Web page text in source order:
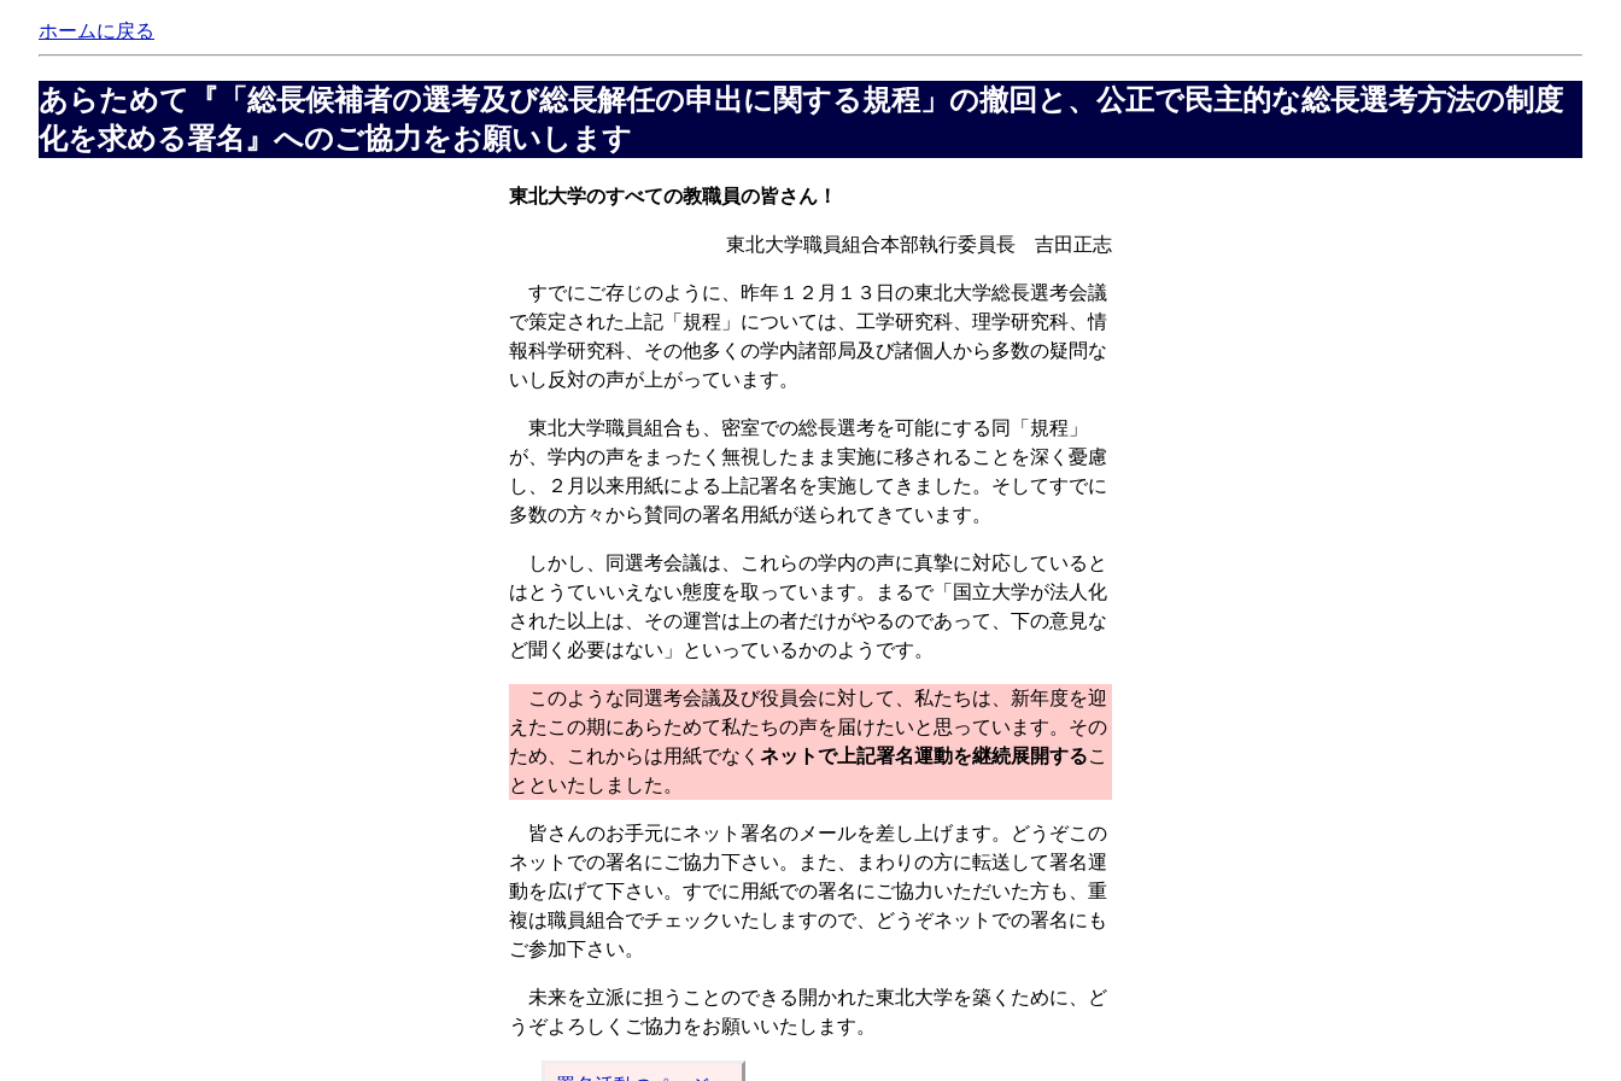
ホームに戻る
あらためて『「総長候補者の選考及び総長解任の申出に関する規程」の撤回と、公正で民主的な総長選考方法の制度
化を求める署名』へのご協力をお願いします
東北大学のすべての教職員の皆さん！
東北大学職員組合本部執行委員長 吉田正志
すでにご存じのように、昨年１２月１３日の東北大学総長選考会議
で策定された上記「規程」については、工学研究科、理学研究科、情
報科学研究科、その他多くの学内諸部局及び諸個人から多数の疑問な
いし反対の声が上がっています。
東北大学職員組合も、密室での総長選考を可能にする同「規程」
が、学内の声をまったく無視したまま実施に移されることを深く憂慮
し、２月以来用紙による上記署名を実施してきました。そしてすでに
多数の方々から賛同の署名用紙が送られてきています。
しかし、同選考会議は、これらの学内の声に真摯に対応していると
はとうていいえない態度を取っています。まるで「国立大学が法人化
された以上は、その運営は上の者だけがやるのであって、下の意見な
ど聞く必要はない」といっているかのようです。
このような同選考会議及び役員会に対して、私たちは、新年度を迎
えたこの期にあらためて私たちの声を届けたいと思っています。その
ため、これからは用紙でなく ネットで上記署名運動を継続展開するこ
とといたしました。
皆さんのお手元にネット署名のメールを差し上げます。どうぞこの
ネットでの署名にご協力下さい。また、まわりの方に転送して署名運
動を広げて下さい。すでに用紙での署名にご協力いただいた方も、重
複は職員組合でチェックいたしますので、どうぞネットでの署名にも
ご参加下さい。
未来を立派に担うことのできる開かれた東北大学を築くために、ど
うぞよろしくご協力をお願いいたします。